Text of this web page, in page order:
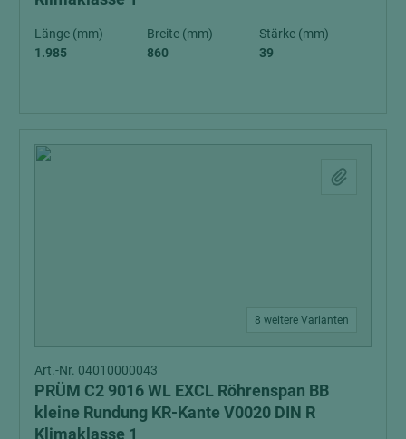
Länge (mm)
1.985
Breite (mm)
860
Stärke (mm)
39
8 weitere Varianten
Art.-Nr. 04010000043
PRÜM C2 9016 WL EXCL Röhrenspan BB
kleine Rundung KR-Kante V0020 DIN R
Klimaklasse 1